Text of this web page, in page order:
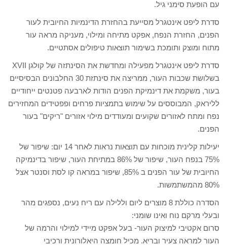
עם הופעת סימני גיל.
סדרת ליפט אינטגרל מסייעת בהחזרת הדינמיות החיובית לעור
הפנים, החזרת הנפח, אפקט מתיחה ומילוי, מעניקה מראה עור
מתוח ומוצק ותומכת בשימור תוצאות טיפולים אסתטיים.
סדרת ליפט אינטגרל מפעילה ומחדשת את הסינתזה של קולגן XVII
בשלושת שכבות העור, ממריצה את סינתזת 30 החלבונים הבסיסיים
בעור, משקמת את דינמיקת הפנים הודות לארבעה פטנטים ייחודיים
לליראק, המבוססים על שימוש בתמציות פרחים ופפטידים המחזירים
נפח ומתח לאזורים שקועים ומעודדים מילוי אזורים "ריקים" בעור
הפנים.
יעילות קלינית מוכחות עם תוצאות נראות לאחר 14 יום: שיפור של
75% בנפח העור, שיפור של 86% במתיחת העור, שיפור בדינמיקה
החיובית של עור הפנים ב 85%, שיפור במראה קו לסת וסנטר אצל
80% מהמשתמשות.
הסדרה כוללת 8 מוצרים ליום וללילה עם ריח נעים, נספגים מהר
ובעלי מרקם נוח ואינו שומני:
סרום אקטיבי למיצוק העור- בעל אפקט מיידי למילוי והרמה של
העור למראה צעיר ובריא. מכיל חומצה היאלורונית ורכיבי